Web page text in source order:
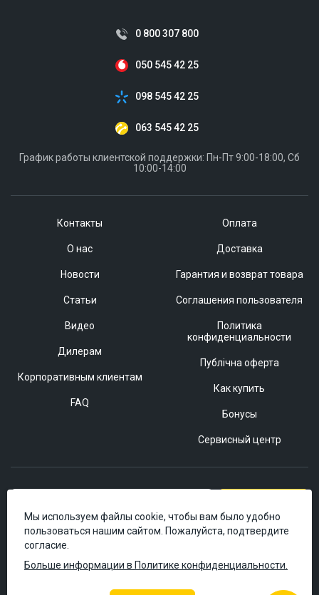
Контакты
О нас
Новости
Статьи
Видео
Дилерам
Корпоративным клиентам
FAQ
Оплата
Доставка
Гарантия и возврат товара
Соглашения пользователя
Политика
конфиденциальности
Публічна оферта
Как купить
Бонусы
Сервисный центр
0 800 307 800
050 545 42 25
098 545 42 25
063 545 42 25
График работы клиентской поддержки: Пн-Пт 9:00-18:00, Сб
10:00-14:00
Мы используем файлы cookie, чтобы вам было удобно
пользоваться нашим сайтом. Пожалуйста, подтвердите
согласие.
Больше информации в Политике конфиденциальности.